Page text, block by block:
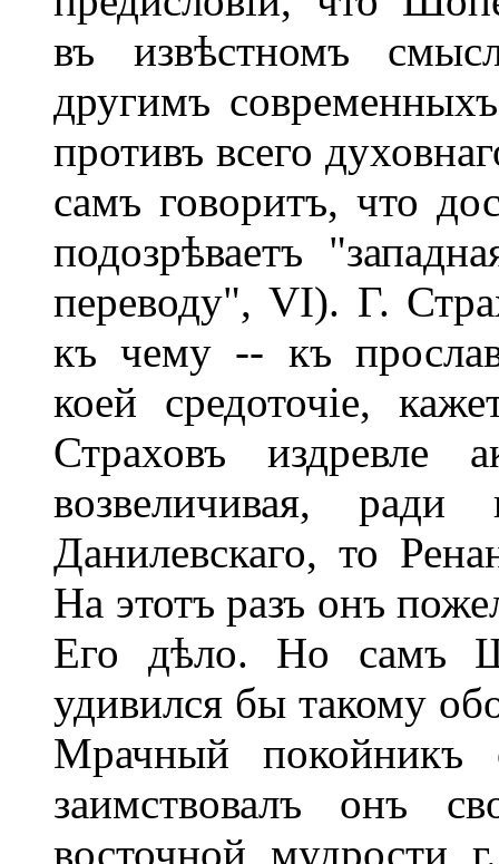
въ извѣстномъ
другимъ
противъ всего
самъ говоритъ, что
подозрѣваетъ
переводу", VI). Г.
къ чему -- къ
коей средоточіе,
Страховъ издревле
возвеличивая,
Данилевскаго, то
На этотъ разъ онъ
Его дѣло. Но самъ
удивился бы такому
Мрачный покойникъ
заимствовалъ онъ
восточной мудрости